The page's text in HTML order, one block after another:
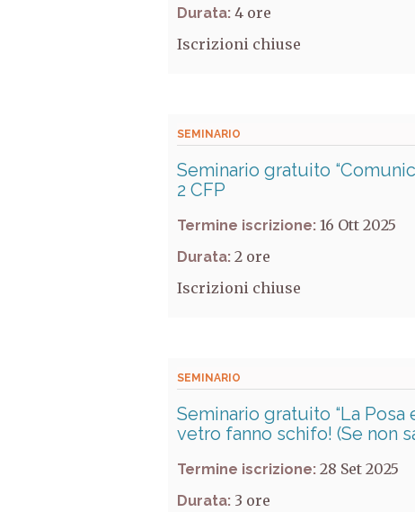
Durata: 4
Iscrizioni chiuse
SEMINARIO
Seminario gratuito
2 CFP
Termine iscrizione: 16 Ott 2025
Durata: 2
Iscrizioni chiuse
SEMINARIO
Seminario gratuito “La
vetro fanno schifo! (Se non
Termine iscrizione: 28 Set 2025
Durata: 3